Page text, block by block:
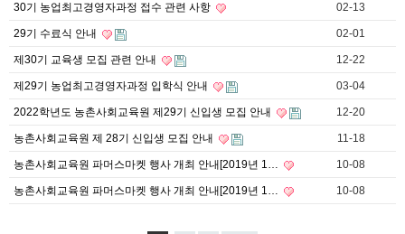
30기 농업최고경영자과정 접수 관련 사항 02-13
29기 수료식 안내 02-01
제30기 교육생 모집 관련 안내 12-22
제29기 농업최고경영자과정 입학식 안내 03-04
2022학년도 농촌사회교육원 제29기 신입생 모집 안내 12-20
농촌사회교육원 제 28기 신입생 모집 안내 11-18
농촌사회교육원 파머스마켓 행사 개최 안내[2019년 1… 10-08
농촌사회교육원 파머스마켓 행사 개최 안내[2019년 1… 10-08